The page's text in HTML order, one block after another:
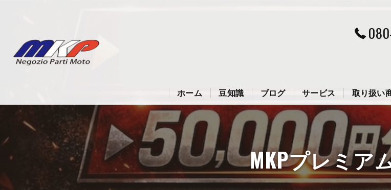
ホーム 豆知識
革ツナギのメンテナンスはどうすればいい？
蛍光色の革の色は落ちやすいの？
革レーシングスーツの歴史
ブログ サービス
アクセス
日中通訳に関するお問い
リペア修理依頼見積フォ
取り扱い
MKPプレミア